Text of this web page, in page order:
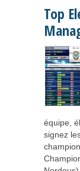
Top
équipe,
signez